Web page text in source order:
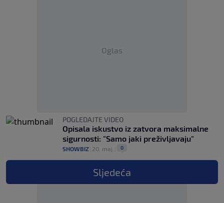
Oglas
POGLEDAJTE VIDEO
Opisala iskustvo iz zatvora maksimalne
sigurnosti: "Samo jaki preživljavaju"
SHOWBIZ 20. maj. 0
Sljedeća